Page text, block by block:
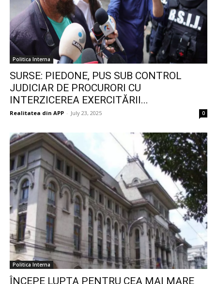
Politica Interna
SURSE: PIEDONE, PUS SUB CONTROL
JUDICIAR DE PROCURORI CU
INTERZICEREA EXERCITĂRII...
Realitatea din APP - July 23, 2025 0
Politica Interna
ÎNCEPE LUPTA PENTRU CEA MAI MARE